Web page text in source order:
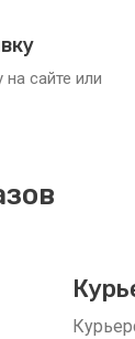
на сайте или